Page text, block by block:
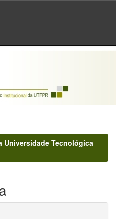
Tecnológica